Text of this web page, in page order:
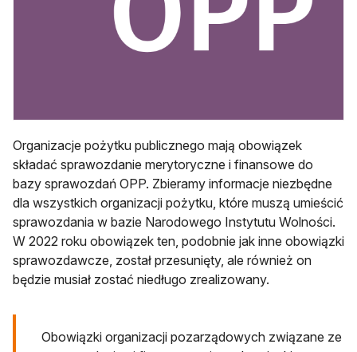
Organizacje pożytku publicznego mają obowiązek
składać sprawozdanie merytoryczne i finansowe do
bazy sprawozdań OPP. Zbieramy informacje niezbędne
dla wszystkich organizacji pożytku, które muszą umieścić
sprawozdania w bazie Narodowego Instytutu Wolności.
W 2022 roku obowiązek ten, podobnie jak inne obowiązki
sprawozdawcze, został przesunięty, ale również on
będzie musiał zostać niedługo zrealizowany.
Obowiązki organizacji pozarządowych związane ze